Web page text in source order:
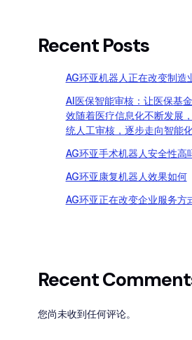
Recent Posts
AG环亚机器人正在改变制造
AI医保智能审核：让医保基
效随着医疗信息化不断发展
统人工审核，逐步走向智能
AG环亚手术机器人安全性高
AG环亚康复机器人效果如何
AG环亚正在改变企业服务方
Recent
您尚未收到任何评论。